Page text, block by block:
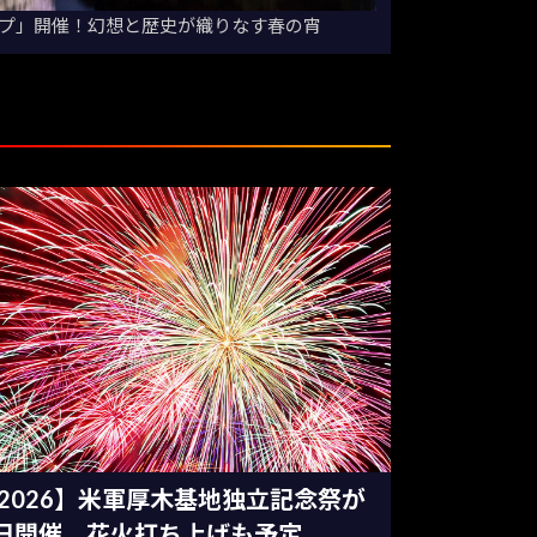
」開催！幻想と歴史が織りなす春の宵
】米軍厚木基地独立記念祭が